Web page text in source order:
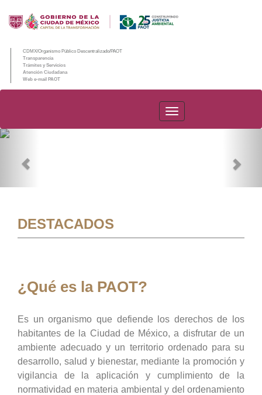
CDMX/Organismo Público Descentralizado/PAOT
Transparencia
Trámites y Servicios
Atención Ciudadana
Web e-mail PAOT
PAOT
DESTACADOS
¿Qué es la PAOT?
Es un organismo que defiende los derechos de los
habitantes de la Ciudad de México, a disfrutar de un
ambiente adecuado y un territorio ordenado para su
desarrollo, salud y bienestar, mediante la promoción y
vigilancia de la aplicación y cumplimiento de la
normatividad en materia ambiental y del ordenamiento